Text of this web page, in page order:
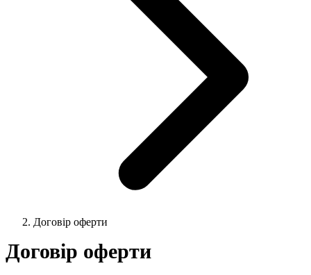
Договір оферти
Договір оферти